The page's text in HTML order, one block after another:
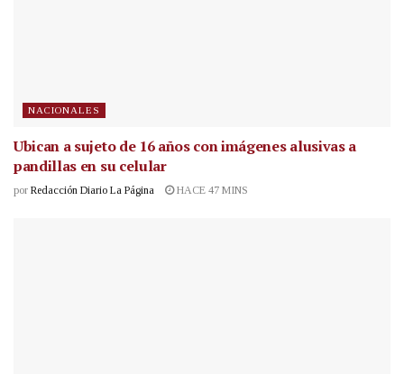
NACIONALES
Ubican a sujeto de 16 años con imágenes alusivas a
pandillas en su celular
por Redacción Diario La Página HACE 47 MINS